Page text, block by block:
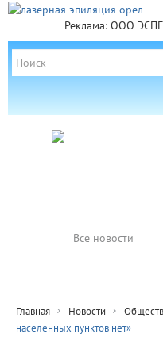
Реклама: ООО
Все новости
Главная Новости
населенных пунктов нет»